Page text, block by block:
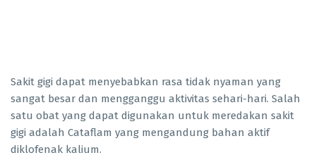
Sakit gigi dapat menyebabkan rasa tidak nyaman yang
sangat besar dan mengganggu aktivitas sehari-hari. Salah
satu obat yang dapat digunakan untuk meredakan sakit
gigi adalah Cataflam yang mengandung bahan aktif
diklofenak kalium.